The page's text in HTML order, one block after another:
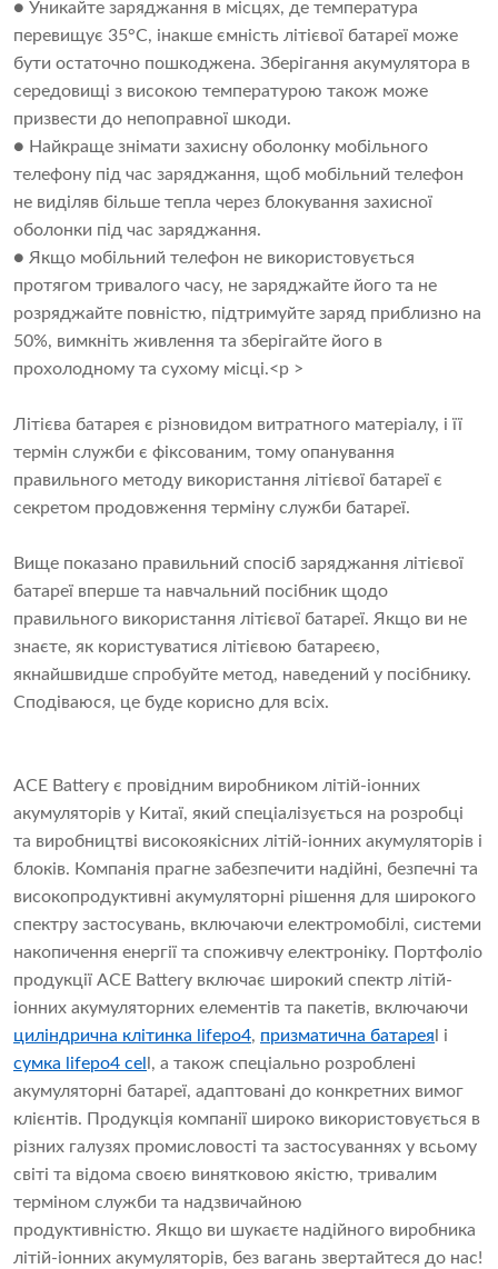
● Уникайте заряджання в місцях, де температура
перевищує 35°C, інакше ємність літієвої батареї може
бути остаточно пошкоджена. Зберігання акумулятора в
середовищі з високою температурою також може
призвести до непоправної шкоди.
● Найкраще знімати захисну оболонку мобільного
телефону під час заряджання, щоб мобільний телефон
не виділяв більше тепла через блокування захисної
оболонки під час заряджання.
● Якщо мобільний телефон не використовується
протягом тривалого часу, не заряджайте його та не
розряджайте повністю, підтримуйте заряд приблизно на
50%, вимкніть живлення та зберігайте його в
прохолодному та сухому місці.<p >
Літієва батарея є різновидом витратного матеріалу, і її
термін служби є фіксованим, тому опанування
правильного методу використання літієвої батареї є
секретом продовження терміну служби батареї.
Вище показано правильний спосіб заряджання літієвої
батареї вперше та навчальний посібник щодо
правильного використання літієвої батареї. Якщо ви не
знаєте, як користуватися літієвою батареєю,
якнайшвидше спробуйте метод, наведений у посібнику.
Сподіваюся, це буде корисно для всіх.
ACE Battery є провідним виробником літій-іонних
акумуляторів у Китаї, який спеціалізується на розробці
та виробництві високоякісних літій-іонних акумуляторів і
блоків. Компанія прагне забезпечити надійні, безпечні та
високопродуктивні акумуляторні рішення для широкого
спектру застосувань, включаючи електромобілі, системи
накопичення енергії та споживчу електроніку. Портфоліо
продукції ACE Battery включає широкий спектр літій-
іонних акумуляторних елементів та пакетів, включаючи
циліндрична клітинка lifepo4, призматична батарея
і
сумка lifepo4 cel , а також спеціально розроблені
акумуляторні батареї, адаптовані до конкретних вимог
клієнтів. Продукція компанії широко використовується в
різних галузях промисловості та застосуваннях у всьому
світі та відома своєю винятковою якістю, тривалим
терміном служби та надзвичайною
продуктивністю. Якщо ви шукаєте надійного виробника
літій-іонних акумуляторів, без вагань звертайтеся до нас!